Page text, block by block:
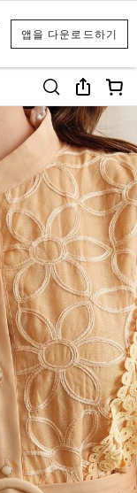
앱을 다운로드하기